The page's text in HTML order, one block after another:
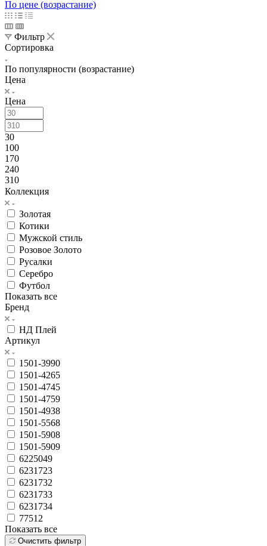
По цене (возрастание)
Фильтр
Сортировка
По популярности (возрастание)
Цена
Цена
30
100
170
240
310
Коллекция
Золотая
Котики
Мужской стиль
Розовое Золото
Русалки
Серебро
Футбол
Показать все
Бренд
НД Плей
Артикул
1501-3990
1501-4265
1501-4745
1501-4759
1501-4938
1501-5568
1501-5908
1501-5909
6225049
6231723
6231732
6231733
6231734
77512
Показать все
Очистить фильтр